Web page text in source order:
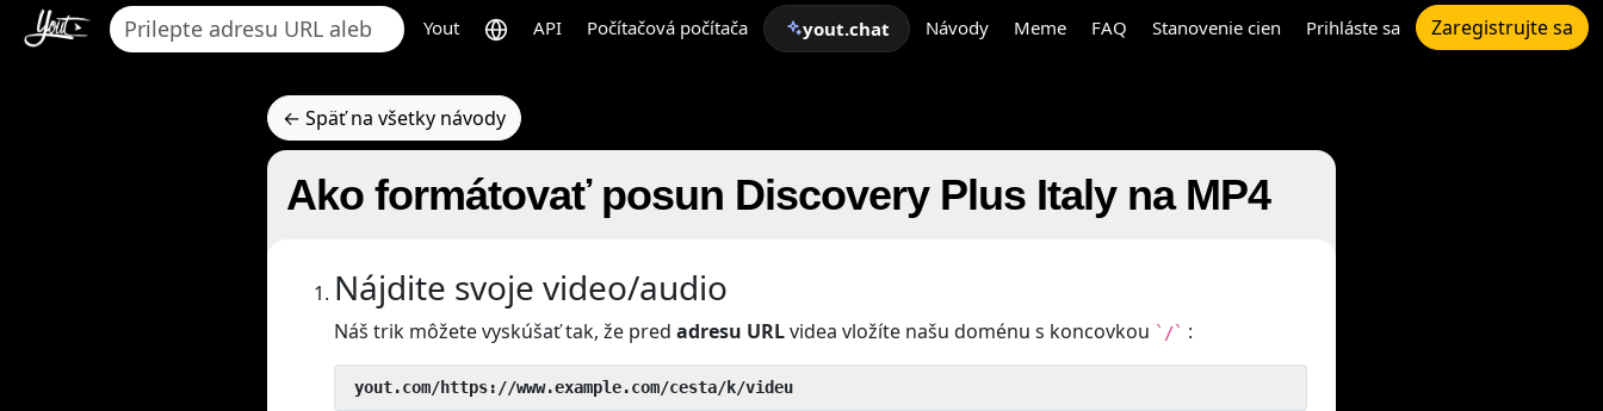
Yout API Počítačová počítača yout.chat Návody Meme FAQ Stanovenie cien Prihláste sa Zaregistrujte sa
← Späť na všetky návody
Ako formátovať posun Discovery Plus Italy na MP4
Nájdite svoje video/audio
Náš trik môžete vyskúšať tak, že pred adresu URLvidea vložíte našu doménu s koncovkou `/` :
yout.com/https://www.example.com/cesta/k/videu